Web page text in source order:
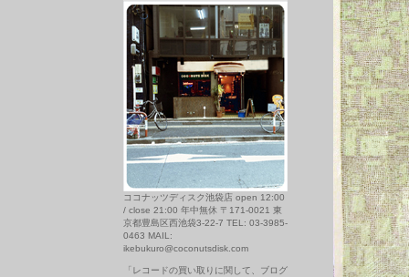
ココナッツディスク池袋店 open 12:00
/ close 21:00 年中無休 〒171-0021 東
京都豊島区西池袋3-22-7 TEL: 03-3985-
0463 MAIL:
ikebukuro@coconutsdisk.com
「レコードの買い取りに関して、ブログ